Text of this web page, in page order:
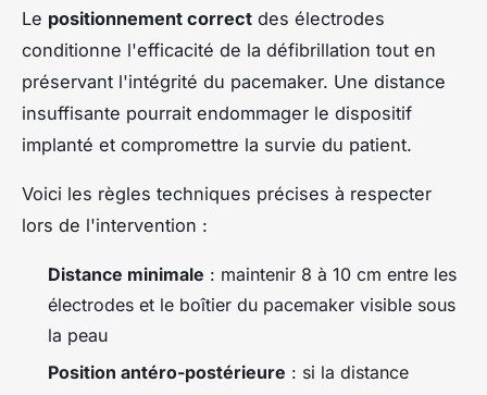
Le positionnement correct des électrodes
conditionne l'efficacité de la défibrillation tout en
préservant l'intégrité du pacemaker. Une distance
insuffisante pourrait endommager le dispositif
implanté et compromettre la survie du patient.
Voici les règles techniques précises à respecter
lors de l'intervention :
Distance minimale : maintenir 8 à 10 cm entre les
électrodes et le boîtier du pacemaker visible sous
la peau
Position antéro-postérieure : si la distance